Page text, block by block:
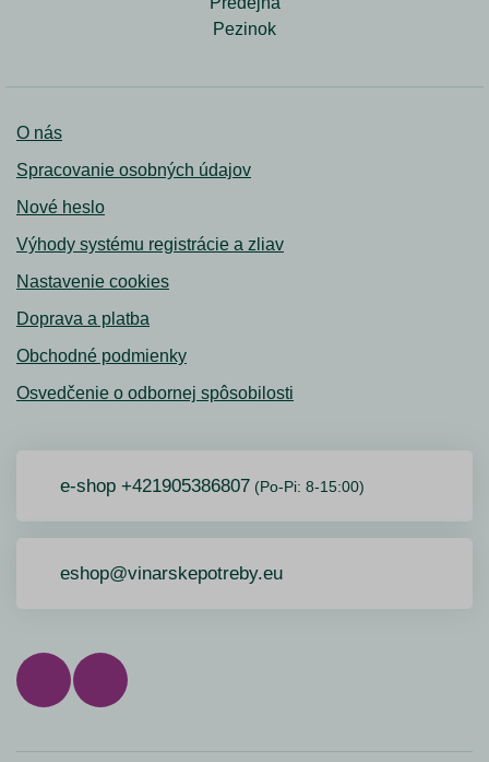
Pezinok
O nás
Spracovanie osobných údajov
Nové heslo
Výhody systému registrácie a zliav
Nastavenie cookies
Doprava a platba
Obchodné podmienky
Osvedčenie o odbornej spôsobilosti
e-shop +421905386807 (Po-Pi: 8-15:00)
eshop@vinarskepotreby.eu